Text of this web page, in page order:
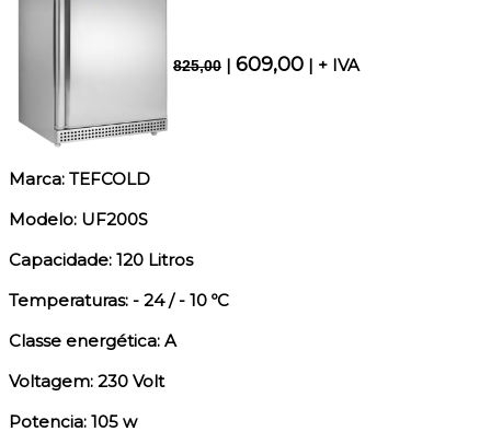
825,00 | 609,00 | + IVA
Marca: TEFCOLD
Modelo: UF200S
Capacidade: 120 Litros
Temperaturas: - 24 / - 10 ºC
Classe energética: A
Voltagem: 230 Volt
Potencia: 105 w